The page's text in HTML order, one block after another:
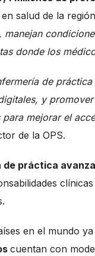
salud de la
manejan
donde los
de
y
para mejorar el
de la OPS.
de práctica
en el mundo
cuentan con